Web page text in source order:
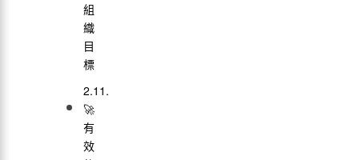
組
織
目
標
🚀
有
效